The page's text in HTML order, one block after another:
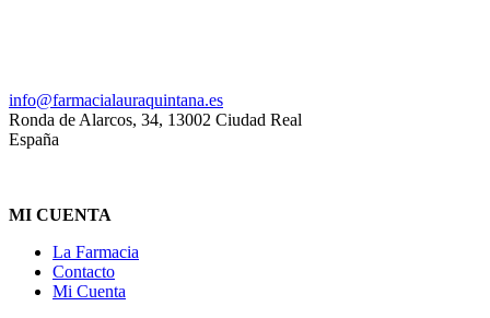
info@farmacialauraquintana.es
Ronda de Alarcos, 34, 13002 Ciudad Real
España
MI CUENTA
La Farmacia
Contacto
Mi Cuenta